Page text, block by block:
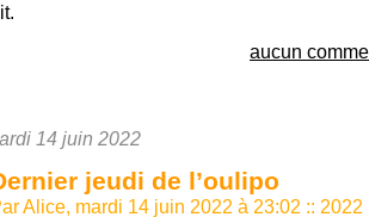
aucun
14 juin 2022
jeudi de l’oulipo
Alice, mardi 14 juin 2022 à 23:02 :: 2022